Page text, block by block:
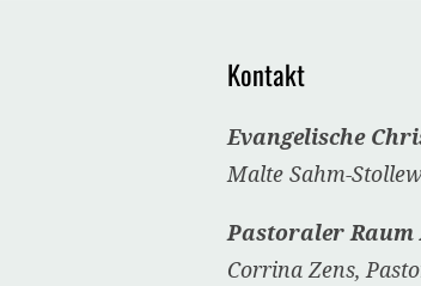
Kontakt
Evangelische
Malte Sahm-
Pastoraler
Corrina Zens,